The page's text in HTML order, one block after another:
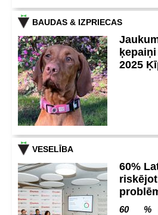
BAUDAS & IZPRIECAS
2025
VESELĪBA
60%
60 %